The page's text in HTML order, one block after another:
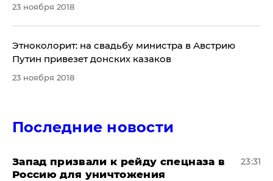
23 ноября 2018
Этноколорит: на свадьбу министра в Австрию
Путин привезет донских казаков
23 ноября 2018
Последние новости
Запад призвали к рейду спецназа в
Россию для уничтожения
23:31